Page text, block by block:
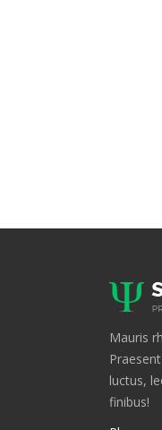
Mauris
luctus,
finibus!